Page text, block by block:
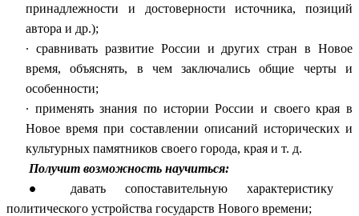
принадлежности и достоверности источника, позиций
автора и др.);
∙ сравнивать развитие России и других стран в Новое
время, объяснять, в чем заключались общие черты и
особенности;
∙ применять знания по истории России и своего края в
Новое время при составлении описаний исторических и
культурных памятников своего города, края и т. д.
Получит возможность научиться:
давать сопоставительную характеристику
политического устройства государств Нового времени;